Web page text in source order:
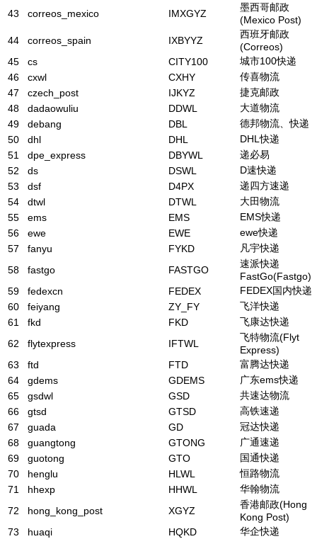
43
correos_mexico IMXGYZ
墨西哥邮政
(Mexico Post)
44
correos_spain IXBYYZ
西班牙邮政
(Correos)
45
cs CITY100
城市100快递
46
cxwl CXHY
传喜物流
47
czech_post IJKYZ
捷克邮政
48
dadaowuliu DDWL
大道物流
49
debang DBL
德邦物流、快递
50
dhl DHL
DHL快递
51
dpe_express DBYWL
递必易
52
ds DSWL
D速快递
53
dsf D4PX
递四方速递
54
dtwl DTWL
大田物流
55
ems EMS
EMS快递
56
ewe EWE
ewe快递
57
fanyu FYKD
凡宇快递
58
fastgo FASTGO
速派快递
FastGo(Fastgo)
59
fedexcn FEDEX
FEDEX国内快递
60
feiyang ZY_FY
飞洋快递
61
fkd FKD
飞康达快递
62
flytexpress IFTWL
飞特物流(Flyt
Express)
63
ftd FTD
富腾达快递
64
gdems GDEMS
广东ems快递
65
gsdwl GSD
共速达物流
66
gtsd GTSD
高铁速递
67
guada GD
冠达快递
68
guangtong GTONG
广通速递
69
guotong GTO
国通快递
70
henglu HLWL
恒路物流
71
hhexp HHWL
华翰物流
72
hong_kong_post XGYZ
香港邮政(Hong
Kong Post)
73
huaqi HQKD
华企快递